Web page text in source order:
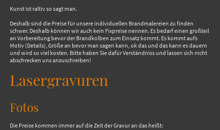
Kunst ist raltiv so sagt man.
Deshalb sind die Preise für unsere individuellen Brandmalereien zu finden
schwer. Deshalb können wir auch kein Fixpreise nennen. Es bedarf einen großteil
an Vorbereitung bevor der Brandkolben zum Einsatz kommt. Es kommt aufs
Motiv (Details), Größe an bevor man sagen kann, ok das und das kann es dauern
und wird so viel kosten. Bitte haben Sie dafür Verständniss und lassen sich nicht
abschrecken uns anzuschreiben!
Fotos
Lasergravuren
Die Preise kommen immer auf die Zeit der Gravur an das heißt: